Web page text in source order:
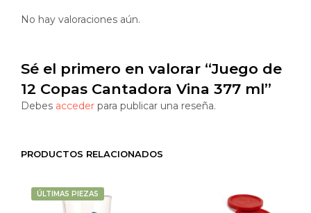
No hay valoraciones aún.
Sé el primero en valorar “Juego de
12 Copas Cantadora Vina 377 ml”
Debes acceder para publicar una reseña.
PRODUCTOS RELACIONADOS
ÚLTIMAS PIEZAS